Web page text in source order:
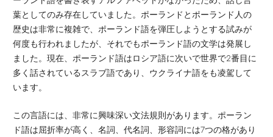
葉としてのみ存在していました。ポーランドとポーランド人の
歴史は非常に複雑で、ポーランド語を弾圧しようとする試みが
何度も行われましたが、それでもポーランド語の文学は発展し
ました。現在、ポーランド語はロシア語に次いで世界で2番目に
多く話されているスラブ語であり、ウクライナ語をも凌駕して
います。
この言語には、非常に興味深い文法規則があります。ポーラン
ド語は屈折率が高く、名詞、代名詞、形容詞には7つの格があり